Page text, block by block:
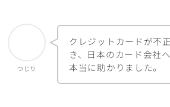
つじり
クレジットカードが不
き、日本のカード会社
本当に助かりました。